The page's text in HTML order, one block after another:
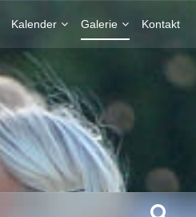
Kalender Galerie Kontakt